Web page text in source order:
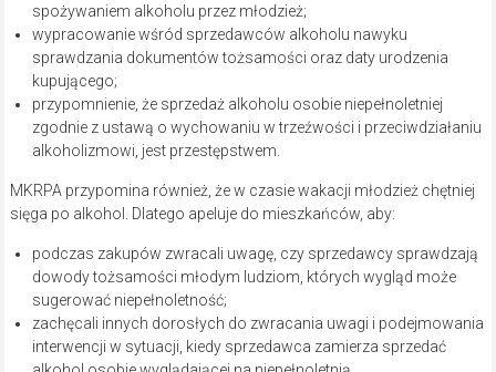
spożywaniem alkoholu przez młodzież;
wypracowanie wśród sprzedawców alkoholu nawyku
sprawdzania dokumentów tożsamości oraz daty urodzenia
kupującego;
przypomnienie, że sprzedaż alkoholu osobie niepełnoletniej
zgodnie z ustawą o wychowaniu w trzeźwości i przeciwdziałaniu
alkoholizmowi, jest przestępstwem.
MKRPA przypomina również, że w czasie wakacji młodzież chętniej
sięga po alkohol. Dlatego apeluje do mieszkańców, aby:
podczas zakupów zwracali uwagę, czy sprzedawcy sprawdzają
dowody tożsamości młodym ludziom, których wygląd może
sugerować niepełnoletność;
zachęcali innych dorosłych do zwracania uwagi i podejmowania
interwencji w sytuacji, kiedy sprzedawca zamierza sprzedać